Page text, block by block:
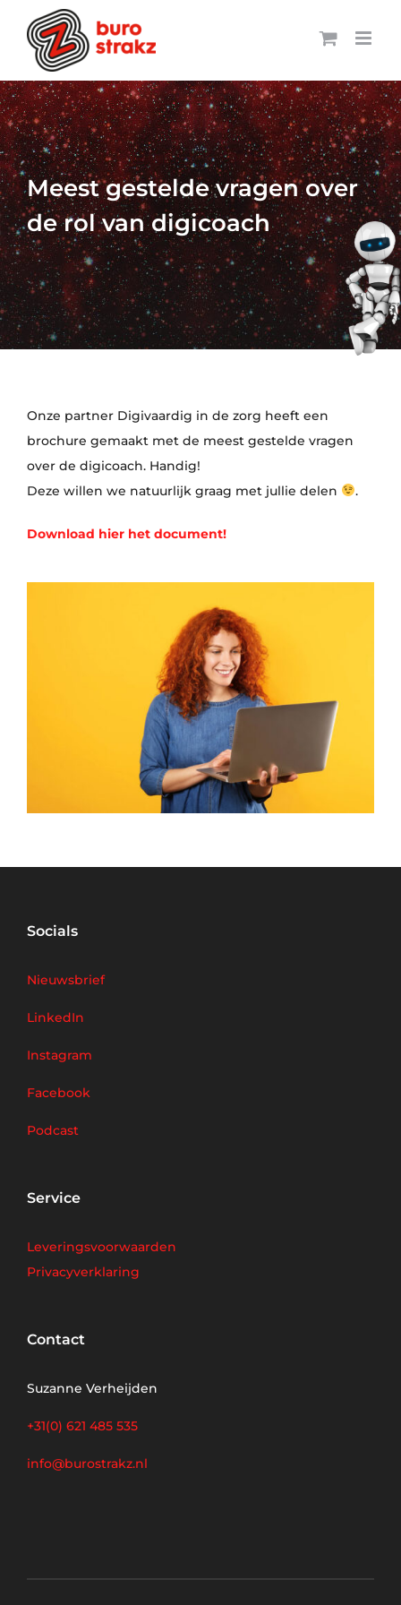
naar
inhoud
Meest gestelde vragen over
de rol van digicoach
Onze partner Digivaardig in de zorg heeft een
brochure gemaakt met de meest gestelde vragen
over de digicoach. Handig!
Deze willen we natuurlijk graag met jullie delen
.
Download hier het document!
Socials
Nieuwsbrief
LinkedIn
Instagram
Facebook
Podcast
Service
Leveringsvoorwaarden
Privacyverklaring
Contact
Suzanne Verheijden
+31(0) 621 485 535
info@burostrakz.nl